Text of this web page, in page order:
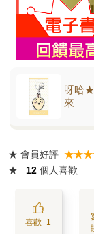
呀哈★
來
★ 會員好評
★
12 個人喜歡
喜歡+1